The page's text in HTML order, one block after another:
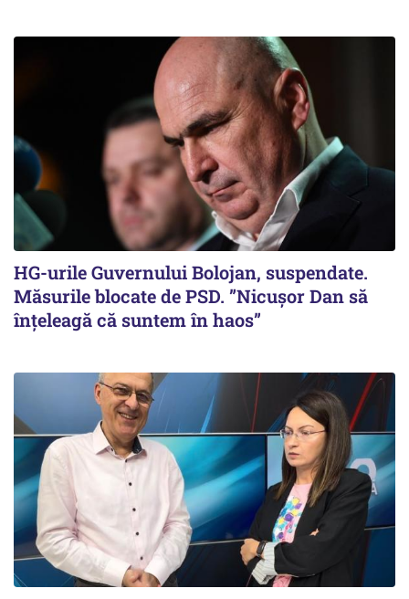
HG-urile Guvernului Bolojan, suspendate.
Măsurile blocate de PSD. ”Nicușor Dan să
înțeleagă că suntem în haos”